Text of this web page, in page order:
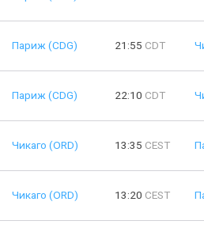
Париж (CDG) 21:55 CDT
Париж (CDG) 22:10 CDT
Чикаго (ORD) 13:35 CEST
Чикаго (ORD) 13:20 CEST